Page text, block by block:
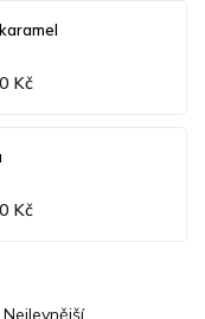
Kč
Kč
Nejlevnější